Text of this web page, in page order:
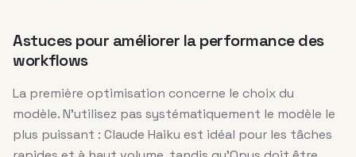
Astuces pour améliorer la performance des
workflows
La première optimisation concerne le choix du
modèle. N’utilisez pas systématiquement le modèle le
plus puissant : Claude Haiku est idéal pour les tâches